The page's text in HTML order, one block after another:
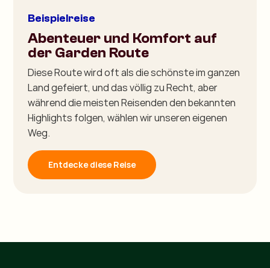
Beispielreise
Abenteuer und Komfort auf
der Garden Route
Diese Route wird oft als die schönste im ganzen
Land gefeiert, und das völlig zu Recht, aber
während die meisten Reisenden den bekannten
Highlights folgen, wählen wir unseren eigenen
Weg.
Entdecke diese Reise